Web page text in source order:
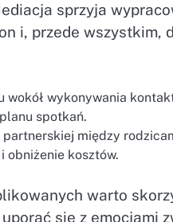
sprzyja
i, przede wszystkim,
wykonywania
spotkań.
między
obniżenie kosztów.
warto
się z emocjami